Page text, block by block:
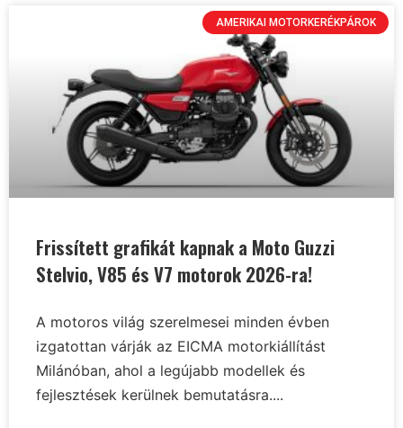
AMERIKAI MOTORKERÉKPÁROK
Frissített grafikát kapnak a Moto Guzzi
Stelvio, V85 és V7 motorok 2026-ra!
A motoros világ szerelmesei minden évben
izgatottan várják az EICMA motorkiállítást
Milánóban, ahol a legújabb modellek és
fejlesztések kerülnek bemutatásra....